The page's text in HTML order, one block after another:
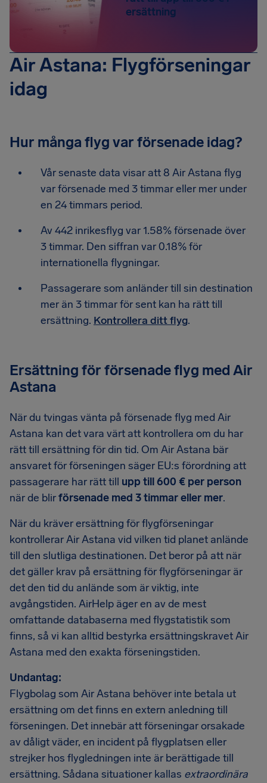
ersättning
Air Astana: Flygförseningar
idag
Hur många flyg var försenade idag?
Vår senaste data visar att 8 Air Astana flyg
var försenade med 3 timmar eller mer under
en 24 timmars period.
Av 442 inrikesflyg var 1.58% försenade över
3 timmar. Den siffran var 0.18% för
internationella flygningar.
Passagerare som anländer till sin destination
mer än 3 timmar för sent kan ha rätt till
ersättning. Kontrollera ditt flyg.
Ersättning för försenade flyg med Air
Astana
När du tvingas vänta på försenade flyg med Air
Astana kan det vara värt att kontrollera om du har
rätt till ersättning för din tid. Om Air Astana bär
ansvaret för förseningen säger EU:s förordning att
passagerare har rätt till upp till 600 € per person
när de blirförsenade med 3 timmar eller mer.
När du kräver ersättning för flygförseningar
kontrollerar Air Astana vid vilken tid planet anlände
till den slutliga destinationen. Det beror på att när
det gäller krav på ersättning för flygförseningar är
det den tid du anlände som är viktig, inte
avgångstiden. AirHelp äger en av de mest
omfattande databaserna med flygstatistik som
finns, så vi kan alltid bestyrka ersättningskravet Air
Astana med den exakta förseningstiden.
Undantag:
Flygbolag som Air Astana behöver inte betala ut
ersättning om det finns en extern anledning till
förseningen. Det innebär att förseningar orsakade
av dåligt väder, en incident på flygplatsen eller
strejker hos flygledningen inte är berättigade till
ersättning. Sådana situationer kallas extraordinära